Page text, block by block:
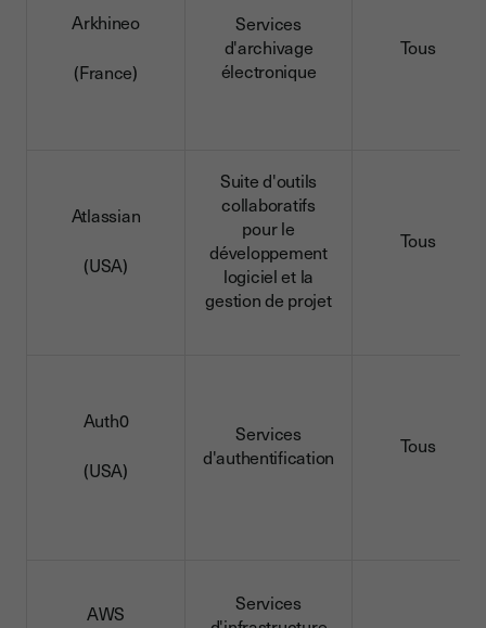
Arkhineo
(France)
Services
d'archivage
électronique
Tous
Atlassian
(USA)
Suite d'outils
collaboratifs
pour le
développement
logiciel et la
gestion de projet
Tous
Auth0
(USA)
Services
d'authentification
Tous
AWS
Services